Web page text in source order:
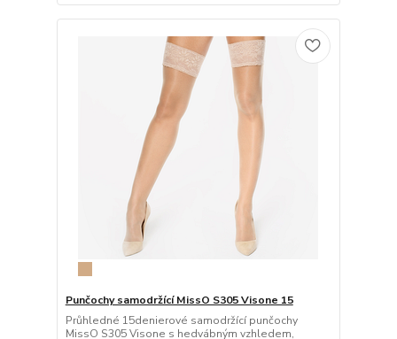
Punčochy samodržící MissO S305 Visone 15
Průhledné 15denierové samodržící punčochy
MissO S305 Visone s hedvábným vzhledem,